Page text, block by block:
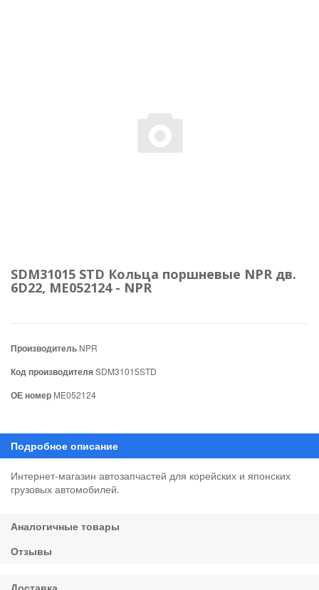
SDM31015 STD Кольца поршневые NPR дв.
6D22, ME052124 - NPR
Производитель NPR
Код производителяSDM31015STD
ОЕ номер ME052124
Интернет-магазин автозапчастей для корейских и японских
грузовых автомобилей.